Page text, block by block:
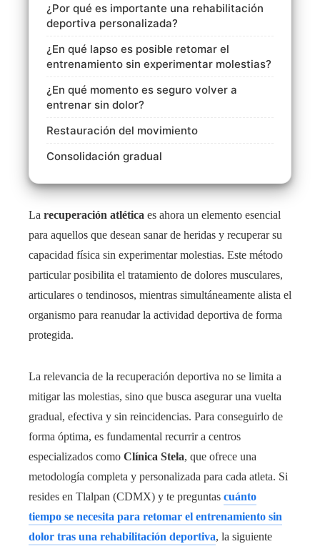
¿Por qué es importante una rehabilitación
deportiva personalizada?
¿En qué lapso es posible retomar el
entrenamiento sin experimentar molestias?
¿En qué momento es seguro volver a
entrenar sin dolor?
Restauración del movimiento
Consolidación gradual
La recuperación atlética es ahora un elemento esencial
para aquellos que desean sanar de heridas y recuperar su
capacidad física sin experimentar molestias. Este método
particular posibilita el tratamiento de dolores musculares,
articulares o tendinosos, mientras simultáneamente alista el
organismo para reanudar la actividad deportiva de forma
protegida.
La relevancia de la recuperación deportiva no se limita a
mitigar las molestias, sino que busca asegurar una vuelta
gradual, efectiva y sin reincidencias. Para conseguirlo de
forma óptima, es fundamental recurrir a centros
especializados como Clínica Stela, que ofrece una
metodología completa y personalizada para cada atleta. Si
resides en Tlalpan (CDMX) y te preguntas cuánto
tiempo se necesita para retomar el entrenamiento sin
dolor tras una rehabilitación deportiva, la siguiente